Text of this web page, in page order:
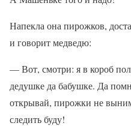
Напекла она пирожков,
и говорит медведю:
— Вот, смотри: я в короб
дедушке да бабушке. Да
открывай, пирожки не
следить буду!